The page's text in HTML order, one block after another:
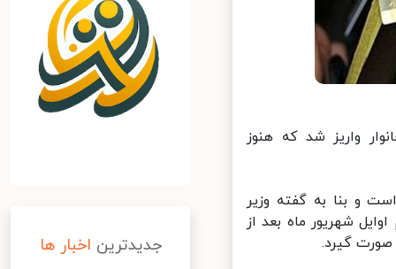
واریز شد که هنوز
و بنا به گفته وزیر
شهریور ماه بعد از
گیرد.
جدیدترین اخبار ها